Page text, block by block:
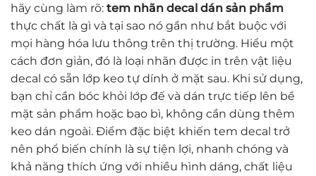
hãy cùng làm rõ: tem nhãn decal dán sản phẩm
thực chất là gì và tại sao nó gần như bắt buộc với
mọi hàng hóa lưu thông trên thị trường. Hiểu một
cách đơn giản, đó là loại nhãn được in trên vật liệu
decal có sẵn lớp keo tự dính ở mặt sau. Khi sử dụng,
bạn chỉ cần bóc khỏi lớp đế và dán trực tiếp lên bề
mặt sản phẩm hoặc bao bì, không cần dùng thêm
keo dán ngoài. Điểm đặc biệt khiến tem decal trở
nên phổ biến chính là sự tiện lợi, nhanh chóng và
khả năng thích ứng với nhiều hình dáng, chất liệu